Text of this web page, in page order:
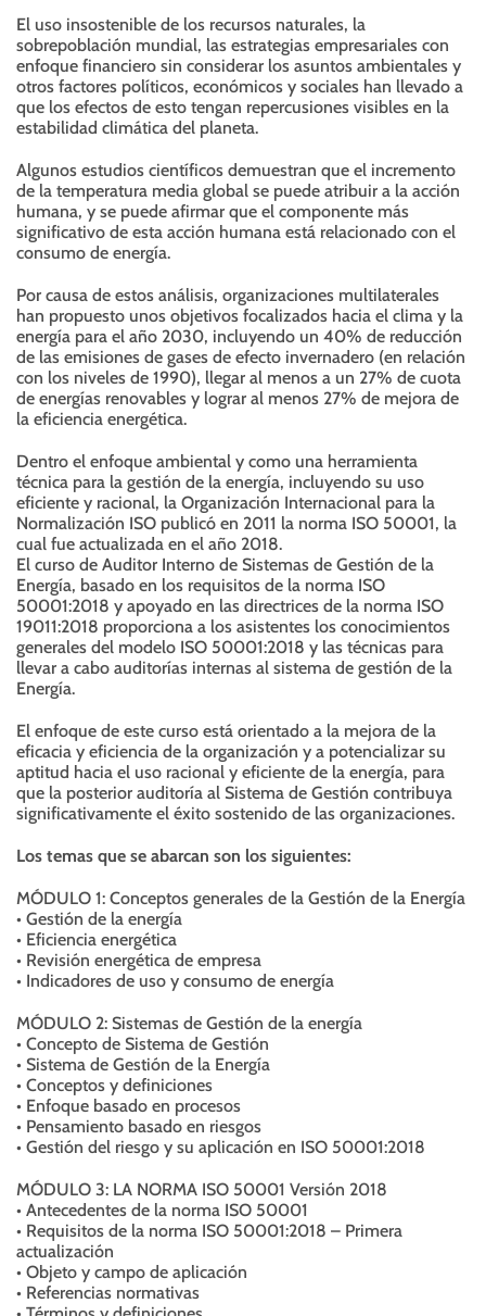
El uso insostenible de los recursos naturales, la
sobrepoblación mundial, las estrategias empresariales con
enfoque financiero sin considerar los asuntos ambientales y
otros factores políticos, económicos y sociales han llevado a
que los efectos de esto tengan repercusiones visibles en la
estabilidad climática del planeta.
Algunos estudios científicos demuestran que el incremento
de la temperatura media global se puede atribuir a la acción
humana, y se puede afirmar que el componente más
significativo de esta acción humana está relacionado con el
consumo de energía.
Por causa de estos análisis, organizaciones multilaterales
han propuesto unos objetivos focalizados hacia el clima y la
energía para el año 2030, incluyendo un 40% de reducción
de las emisiones de gases de efecto invernadero (en relación
con los niveles de 1990), llegar al menos a un 27% de cuota
de energías renovables y lograr al menos 27% de mejora de
la eficiencia energética.
Dentro el enfoque ambiental y como una herramienta
técnica para la gestión de la energía, incluyendo su uso
eficiente y racional, la Organización Internacional para la
Normalización ISO publicó en 2011 la norma ISO 50001, la
cual fue actualizada en el año 2018.
El curso de Auditor Interno de Sistemas de Gestión de la
Energía, basado en los requisitos de la norma ISO
50001:2018 y apoyado en las directrices de la norma ISO
19011:2018 proporciona a los asistentes los conocimientos
generales del modelo ISO 50001:2018 y las técnicas para
llevar a cabo auditorías internas al sistema de gestión de la
Energía.
El enfoque de este curso está orientado a la mejora de la
eficacia y eficiencia de la organización y a potencializar su
aptitud hacia el uso racional y eficiente de la energía, para
que la posterior auditoría al Sistema de Gestión contribuya
significativamente el éxito sostenido de las organizaciones.
Los temas que se abarcan son los siguientes:
MÓDULO 1: Conceptos generales de la Gestión de la Energía
• Gestión de la energía
• Eficiencia energética
• Revisión energética de empresa
• Indicadores de uso y consumo de energía
MÓDULO 2: Sistemas de Gestión de la energía
• Concepto de Sistema de Gestión
• Sistema de Gestión de la Energía
• Conceptos y definiciones
• Enfoque basado en procesos
• Pensamiento basado en riesgos
• Gestión del riesgo y su aplicación en ISO 50001:2018
MÓDULO 3: LA NORMA ISO 50001 Versión 2018
• Antecedentes de la norma ISO 50001
• Requisitos de la norma ISO 50001:2018 – Primera
actualización
• Objeto y campo de aplicación
• Referencias normativas